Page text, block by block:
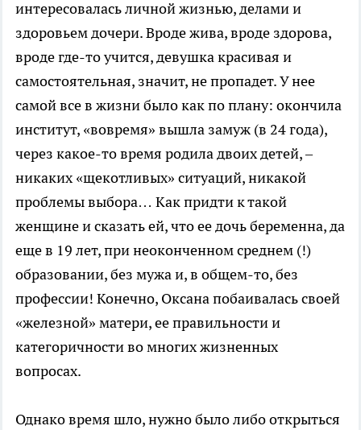
интересовалась личной жизнью, делами и
здоровьем дочери. Вроде жива, вроде здорова,
вроде где-то учится, девушка красивая и
самостоятельная, значит, не пропадет. У нее
самой все в жизни было как по плану: окончила
институт, «вовремя» вышла замуж (в 24 года),
через какое-то время родила двоих детей, –
никаких «щекотливых» ситуаций, никакой
проблемы выбора… Как придти к такой
женщине и сказать ей, что ее дочь беременна, да
еще в 19 лет, при неоконченном среднем (!)
образовании, без мужа и, в общем-то, без
профессии! Конечно, Оксана побаивалась своей
«железной» матери, ее правильности и
категоричности во многих жизненных
вопросах.
Однако время шло, нужно было либо открыться